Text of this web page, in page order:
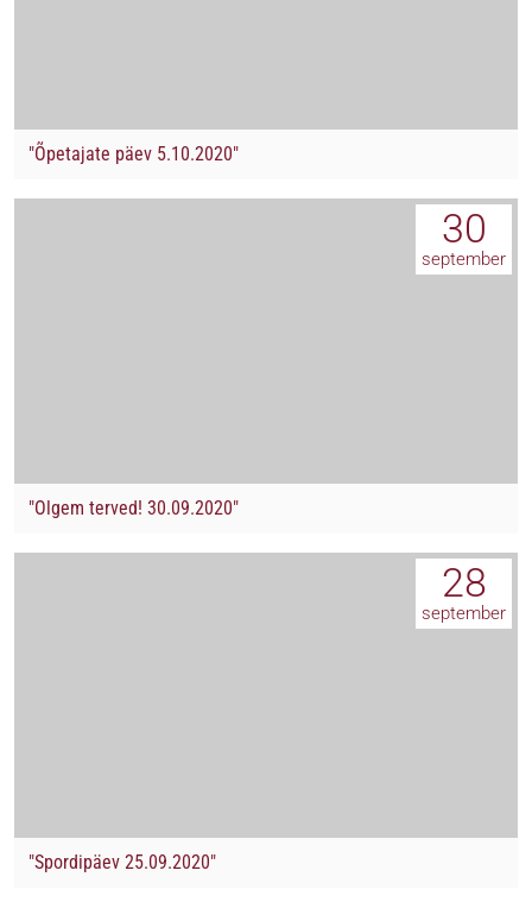
"Õpetajate päev 5.10.2020"
30
september
"Olgem terved! 30.09.2020"
28
september
"Spordipäev 25.09.2020"